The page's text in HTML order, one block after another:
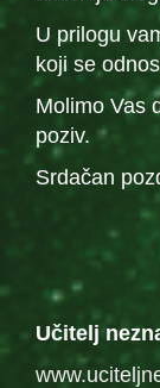
U prilogu
koji se
Molimo Vas
poziv.
Srdačan
Učitelj